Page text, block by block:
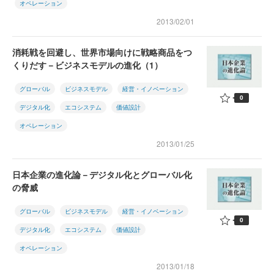
オペレーション
2013/02/01
消耗戦を回避し、世界市場向けに戦略商品をつ
くりだす－ビジネスモデルの進化（1）
グローバル ビジネスモデル 経営・イノベーション
デジタル化 エコシステム 価値設計
オペレーション
2013/01/25
0
日本企業の進化論－デジタル化とグローバル化
の脅威
グローバル ビジネスモデル 経営・イノベーション
デジタル化 エコシステム 価値設計
オペレーション
2013/01/18
0